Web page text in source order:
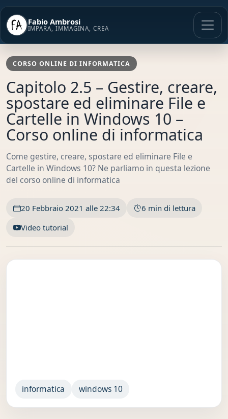
Vai
contenuto
Fabio Ambrosi
IMPARA, IMMAGINA, CREA
CORSO ONLINE DI INFORMATICA
Capitolo 2.5 – Gestire, creare,
spostare ed eliminare File e
Cartelle in Windows 10 –
Corso online di informatica
Come gestire, creare, spostare ed eliminare File e
Cartelle in Windows 10? Ne parliamo in questa lezione
del corso online di informatica
20 Febbraio 2021 alle 22:34
6 min di lettura
Video tutorial
informatica windows 10